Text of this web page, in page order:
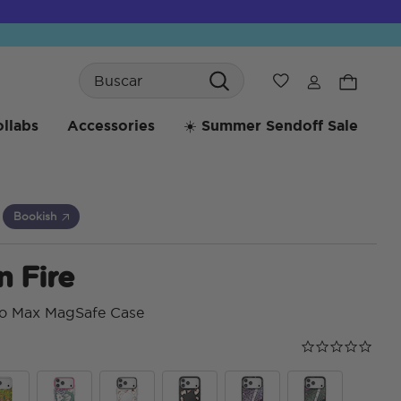
Wishlist
Accessories ☀️ Summer Sendoff Sale
Bookish
Fire
Max MagSafe Case
Calificación
0.0 star rating